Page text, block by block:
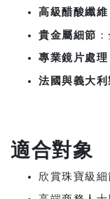
高級醋酸纖維
貴金屬細節
專業鏡片處理
法國與義大利
適合對象
欣賞珠寶級